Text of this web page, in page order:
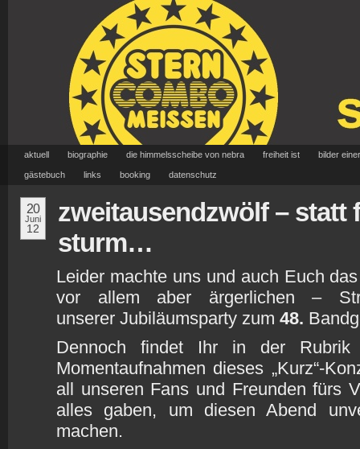
aktuell biographie die himmelsscheibe von nebra freiheit ist bilder
gästebuch links booking datenschutz
20
Juni
12
zweitausendzwölf – statt
sturm…
Leider machte uns und auch Euch
vor allem aber ärgerlichen –
unserer Jubiläumsparty zum 48.
Dennoch findet Ihr in der
Momentaufnahmen dieses „Kurz“-
all unseren Fans und Freunden fürs
alles gaben, um diesen Abend
machen.